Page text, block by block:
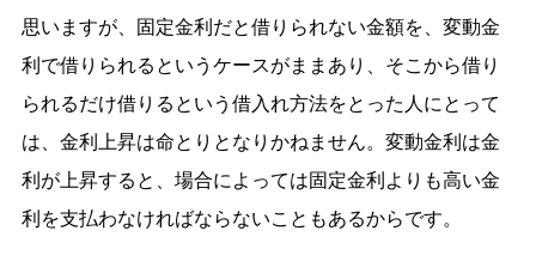
思いますが、固定金利だと借りられない金額を、変動金
利で借りられるというケースがままあり、そこから借り
られるだけ借りるという借入れ方法をとった人にとって
は、金利上昇は命とりとなりかねません。変動金利は金
利が上昇すると、場合によっては固定金利よりも高い金
利を支払わなければならないこともあるからです。